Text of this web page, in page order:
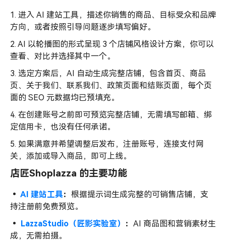
1. 进入 AI 建站工具，描述你销售的商品、目标受众和品牌
方向，或者按照引导问题逐步填写偏好。
2. AI 以轮播图的形式呈现 3 个店铺风格设计方案，你可以
查看、对比并选择其中一个。
3. 选定方案后，AI 自动生成完整店铺，包含首页、商品
页、关于我们、联系我们、政策页面和结账页面，每个页
面的 SEO 元数据均已预填充。
4. 在创建账号之前即可预览完整店铺，无需填写邮箱、绑
定信用卡，也没有任何承诺。
5. 如果满意并希望调整后发布，注册账号，连接支付网
关，添加或导入商品，即可上线。
店匠Shoplazza 的主要功能
• AI 建站工具： 根据提示词生成完整的可销售店铺，支
持注册前免费预览。
• LazzaStudio（匠影实验室） ： AI 商品图和营销素材生
成，无需拍摄。